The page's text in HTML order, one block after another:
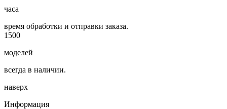
часа
время обработки и отправки заказа.
1500
моделей
всегда в наличии.
наверх
Информация